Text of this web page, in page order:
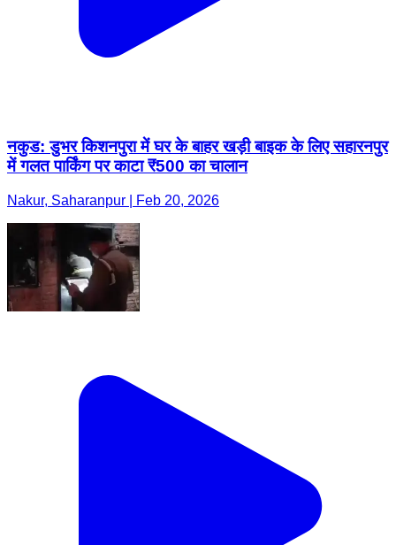
नकुड: डुभर किशनपुरा में घर के बाहर खड़ी बाइक के लिए सहारनपुर
में गलत पार्किंग पर काटा ₹500 का चालान
Nakur, Saharanpur | Feb 20, 2026